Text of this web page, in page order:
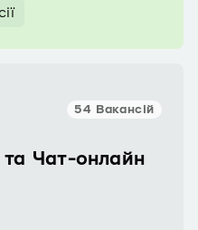
54 Вакансій
та Чат-онлайн